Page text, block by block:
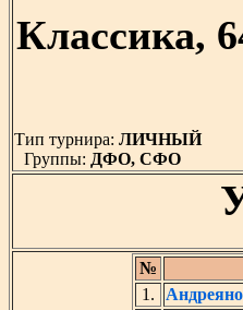
Классика,
Тип турнира: ЛИЧНЫЙ
Группы: ДФО, СФО
№
1.